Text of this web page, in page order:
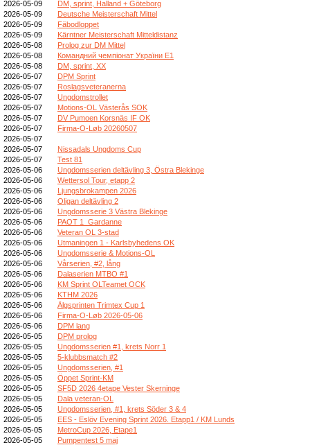
2026-05-09
DM, sprint, Halland + Göteborg
2026-05-09
Deutsche Meisterschaft Mittel
2026-05-09
Fäbodloppet
2026-05-09
Kärntner Meisterschaft Mitteldistanz
2026-05-08
Prolog zur DM Mittel
2026-05-08
Командний чемпіонат України E1
2026-05-08
DM, sprint, XX
2026-05-07
DPM Sprint
2026-05-07
Roslagsveteranerna
2026-05-07
Ungdomstrollet
2026-05-07
Motions-OL Västerås SOK
2026-05-07
DV Pumoen Korsnäs IF OK
2026-05-07
Firma-O-Løb 20260507
2026-05-07
2026-05-07
Nissadals Ungdoms Cup
2026-05-07
Test 81
2026-05-06
Ungdomsserien deltävling 3, Östra Blekinge
2026-05-06
Wettersol Tour, etapp 2
2026-05-06
Ljungsbrokampen 2026
2026-05-06
Oligan deltävling 2
2026-05-06
Ungdomsserie 3 Västra Blekinge
2026-05-06
PAOT 1_Gardanne
2026-05-06
Veteran OL 3-stad
2026-05-06
Utmaningen 1 - Karlsbyhedens OK
2026-05-06
Ungdomsserie & Motions-OL
2026-05-06
Vårserien, #2, lång
2026-05-06
Dalaserien MTBO #1
2026-05-06
KM Sprint OLTeamet OCK
2026-05-06
KTHM 2026
2026-05-06
Älgsprinten Trimtex Cup 1
2026-05-06
Firma-O-Løb 2026-05-06
2026-05-06
DPM lang
2026-05-05
DPM prolog
2026-05-05
Ungdomsserien #1, krets Norr 1
2026-05-05
5-klubbsmatch #2
2026-05-05
Ungdomsserien, #1
2026-05-05
Öppet Sprint-KM
2026-05-05
SF5D 2026 4etape Vester Skerninge
2026-05-05
Dala veteran-OL
2026-05-05
Ungdomsserien, #1, krets Söder 3 & 4
2026-05-05
EES - Eslöv Evening Sprint 2026. Etapp1 / KM Lunds
2026-05-05
MetroCup 2026, Etape1
2026-05-05
Pumpentest 5 maj